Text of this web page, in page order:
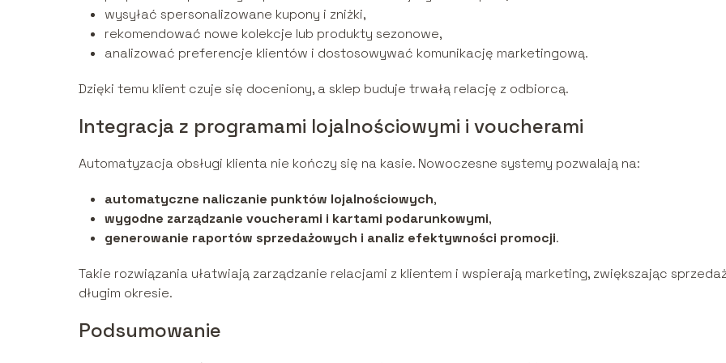
wysyłać spersonalizowane kupony i zniżki,
rekomendować nowe kolekcje lub produkty sezonowe,
analizować preferencje klientów i dostosowywać komunikację marketingową.
Dzięki temu klient czuje się doceniony, a sklep buduje trwałą relację z odbiorcą.
Integracja z programami lojalnościowymi i voucherami
Automatyzacja obsługi klienta nie kończy się na kasie. Nowoczesne systemy pozwalają na:
automatyczne naliczanie punktów lojalnościowych,
wygodne zarządzanie voucherami i kartami podarunkowymi,
generowanie raportów sprzedażowych i analiz efektywności promocji.
Takie rozwiązania ułatwiają zarządzanie relacjami z klientem i wspierają marketing, zwiększając
długim okresie.
Podsumowanie